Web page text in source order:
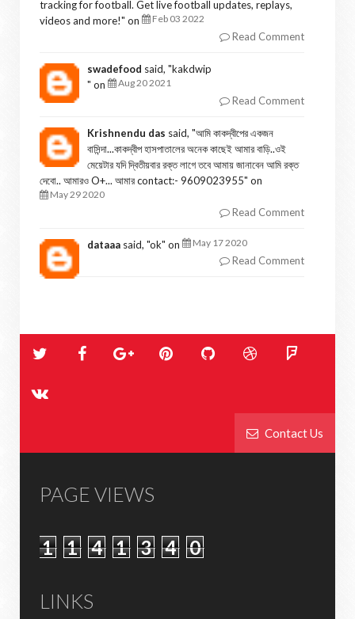
tracking for football. Get live football updates, replays,
videos and more!" on Feb 03 2022
Read Comment
swadefood said, "kakdwip
" on
Aug 20 2021
Read Comment
Krishnendu das said, "আমি কাকদ্বীপের একজন
বাসিন্দা...কাকদ্বীপ হাসপাতালের অনেক কাছেই আমার বাড়ি..ওই
মেয়েটার যদি দ্বিতীয়বার রক্ত লাগে তবে আমায় জানাবেন আমি রক্ত
দেবো.. আমারও O+... আমার contact:- 9609023955" on
May 29 2020
Read Comment
dataaa said, "ok" on May 17 2020
Read Comment
Contact Us
PAGE VIEWS
1 1 4 1 3 4 0
LINKS